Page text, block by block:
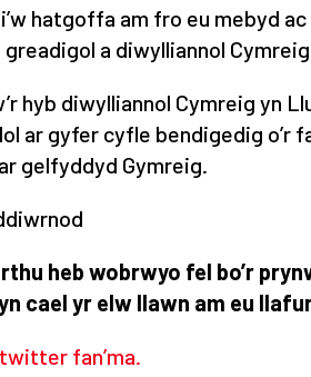
hatgoffa am fro eu mebyd ac
a diwylliannol
hyb diwylliannol Cymreig yn
ar gyfer cyfle bendigedig o’r
gelfyddyd Gymreig.
heb wobrwyo fel bo’r
cael yr elw llawn am eu
fan’ma.